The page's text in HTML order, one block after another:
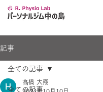
記事
全ての記事
全ての記事
髙橋 大翔